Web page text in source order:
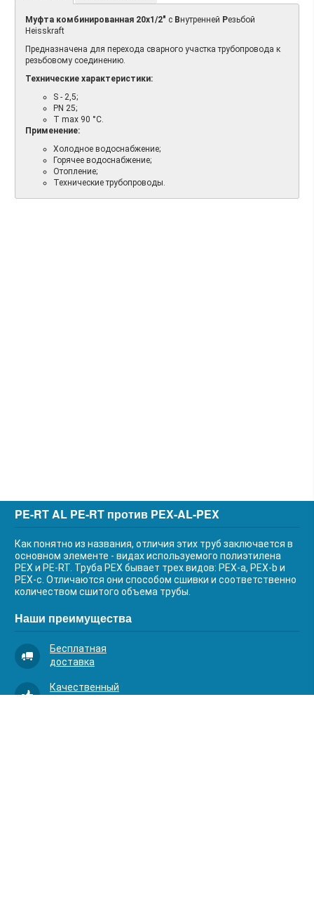
Муфта комбинированная 20х1/2" с Внутренней Резьбой
Heisskraft
Предназначена для перехода сварного участка трубопровода к
резьбовому соединению.
Технические характеристики:
S - 2,5;
PN 25;
T max 90 °C.
Применение:
Холодное водоснабжение;
Горячее водоснабжение;
Отопление;
Технические трубопроводы.
PE-RT AL PE-RT против PEX-AL-PEX
Как понятно из названия, отличия этих труб заключается в
основном элементе - видах используемого полиэтилена
PEX и PE-RT. Труба PEX бывает трех видов: PEX-a, PEX-b и
PEX-c. Отличаются они способом сшивки и соответственно
количеством сшитого объема трубы.
Наши преимущества
Бесплатная
доставка
Качественный